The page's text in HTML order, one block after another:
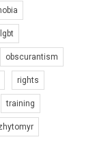
Зупинимо насильство проти ЛГБТ в Україні! Stop violence against LGBT in Ukraine!
PACT, який
протидії
lgbt
obscurantism
rights
training